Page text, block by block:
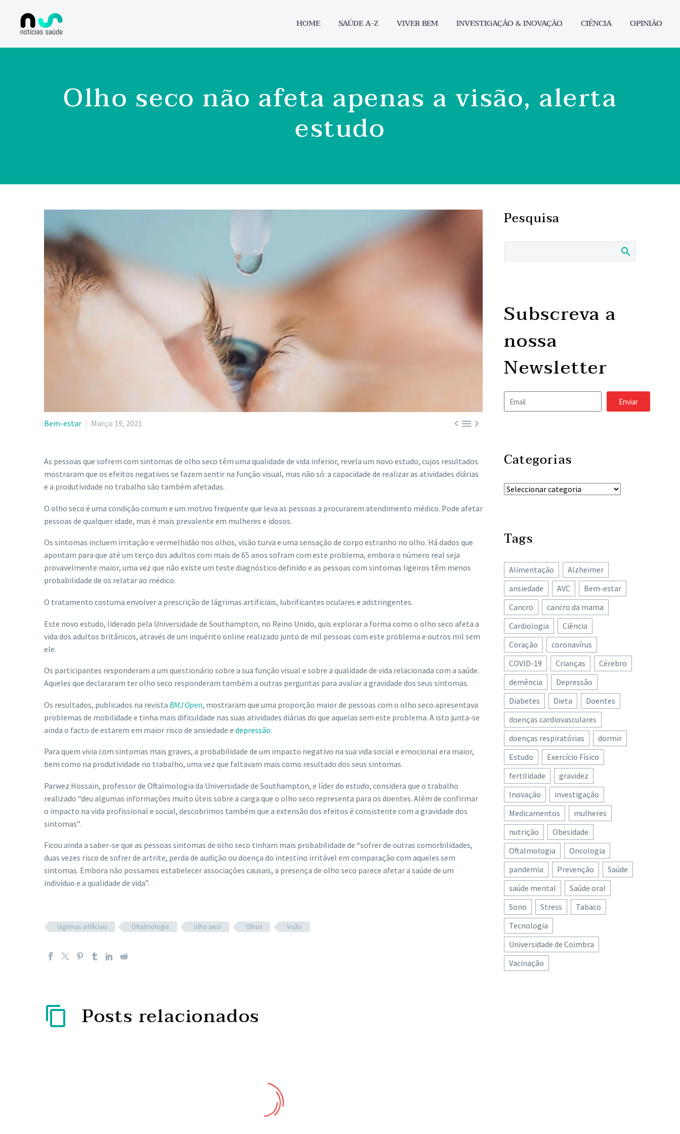
HOME SAÚDE A-Z VIVER BEM INVESTIGAÇÃO & INOVAÇÃO CIÊNCIA OPINIÃO
Olho seco não afeta apenas a visão, alerta
estudo

Bem-estar Março 19, 2021
As pessoas que sofrem com sintomas de olho seco têm uma qualidade de vida inferior, revela um novo estudo, cujos resultados
mostraram que os efeitos negativos se fazem sentir na função visual, mas não só: a capacidade de realizar as atividades diárias
e a produtividade no trabalho são também afetadas.
O olho seco é uma condição comum e um motivo frequente que leva as pessoas a procurarem atendimento médico. Pode afetar
pessoas de qualquer idade, mas é mais prevalente em mulheres e idosos.
Os sintomas incluem irritação e vermelhidão nos olhos, visão turva e uma sensação de corpo estranho no olho. Há dados que
apontam para que até um terço dos adultos com mais de 65 anos sofram com este problema, embora o número real seja
provavelmente maior, uma vez que não existe um teste diagnóstico definido e as pessoas com sintomas ligeiros têm menos
probabilidade de os relatar ao médico.
O tratamento costuma envolver a prescrição de lágrimas artificiais, lubrificantes oculares e adstringentes.
Este novo estudo, liderado pela Universidade de Southampton, no Reino Unido, quis explorar a forma como o olho seco afeta a
vida dos adultos britânicos, através de um inquérito online realizado junto de mil pessoas com este problema e outros mil sem
ele.
Os participantes responderam a um questionário sobre a sua função visual e sobre a qualidade de vida relacionada com a saúde.
Aqueles que declararam ter olho seco responderam também a outras perguntas para avaliar a gravidade dos seus sintomas.
Os resultados, publicados na revista BMJ Open, mostraram que uma proporção maior de pessoas com o olho seco apresentava
problemas de mobilidade e tinha mais dificuldade nas suas atividades diárias do que aquelas sem este problema. A isto junta-se
ainda o facto de estarem em maior risco de ansiedade e depressão.
Para quem vivia com sintomas mais graves, a probabilidade de um impacto negativo na sua vida social e emocional era maior,
bem como na produtividade no trabalho, uma vez que faltavam mais como resultado dos seus sintomas.
Parwez Hossain, professor de Oftalmologia da Universidade de Southampton, e líder do estudo, considera que o trabalho
realizado “deu algumas informações muito úteis sobre a carga que o olho seco representa para os doentes. Além de confirmar
o impacto na vida profissional e social, descobrimos também que a extensão dos efeitos é consistente com a gravidade dos
sintomas”.
Ficou ainda a saber-se que as pessoas sintomas de olho seco tinham mais probabilidade de “sofrer de outras comorbilidades,
duas vezes risco de sofrer de artrite, perda de audição ou doença do intestino irritável em comparação com aqueles sem
sintomas. Embora não possamos estabelecer associações causais, a presença de olho seco parece afetar a saúde de um
indivíduo e a qualidade de vida”.
lágrimas artificiais Oftalmologia olho seco Olhos Visão
Posts relacionados
Pesquisa
Subscreva a
nossa
Newsletter
Enviar
Categorias
Tags
Alimentação
Alzheimer
ansiedade
AVC
Bem-estar
Cancro
cancro da mama
Cardiologia
Ciência
Coração
coronavírus
COVID-19
Crianças
Cérebro
demência
Depressão
Diabetes
Dieta
Doentes
doenças cardiovasculares
doenças respiratórias
dormir
Estudo
Exercício Físico
fertilidade
gravidez
Inovação
investigação
Medicamentos
mulheres
nutrição
Obesidade
Oftalmologia
Oncologia
pandemia
Prevenção
Saúde
saúde mental
Saúde oral
Sono
Stress
Tabaco
Tecnologia
Universidade de Coimbra
Vacinação